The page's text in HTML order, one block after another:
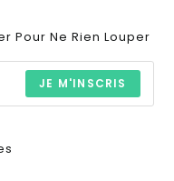
Pour Ne Rien Louper
JE M'INSCRIS